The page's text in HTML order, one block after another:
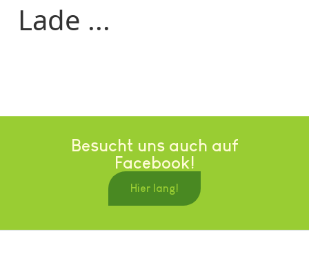
Lade ...
Besucht uns auch auf
Facebook!
Hier lang!